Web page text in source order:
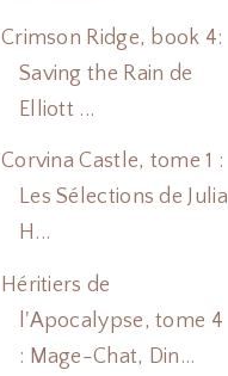
Crimson Ridge, book 4:
Saving the Rain de
Elliott ...
Corvina Castle, tome 1 :
Les Sélections de Julia
H...
Héritiers de
l'Apocalypse, tome 4
: Mage-Chat, Din...